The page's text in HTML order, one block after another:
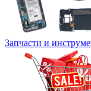
Запчасти и